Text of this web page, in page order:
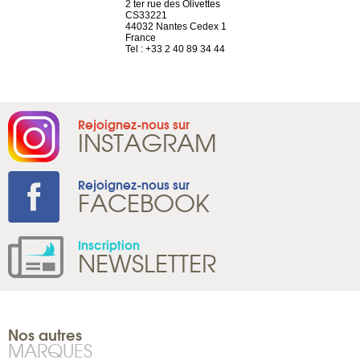
2 ter rue des Olivettes
CS33221
44032 Nantes Cedex 1
France
Tel : +33 2 40 89 34 44
Rejoignez-nous sur
INSTAGRAM
Rejoignez-nous sur
FACEBOOK
Inscription
NEWSLETTER
Nos autres
MARQUES